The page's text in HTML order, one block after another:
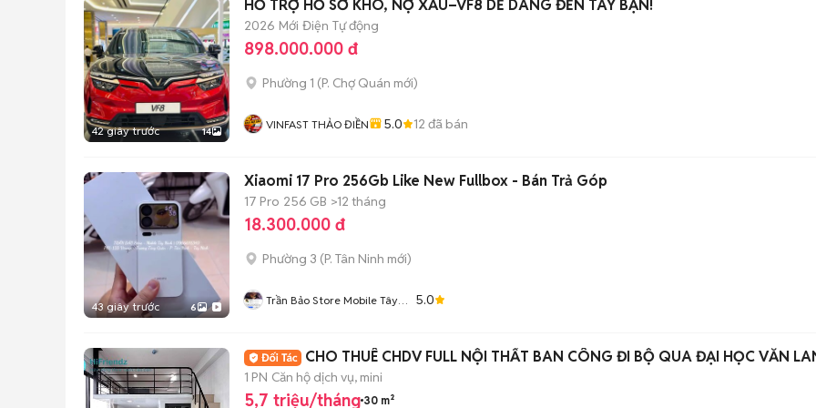
42 giây trước 14
HỖ TRỢ HỒ SƠ KHÓ, NỢ XẤU–VF8 DỄ DÀNG ĐẾN TAY BẠN!
2026 Mới Điện Tự động
898.000.000 đ
Phường 1 (P. Chợ Quán mới)
VINFAST THẢO ĐIỀN 5.0 12 đã bán
43 giây trước 6
Xiaomi 17 Pro 256Gb Like New Fullbox - Bán Trả Góp
17 Pro 256 GB >12 tháng
18.300.000 đ
Phường 3 (P. Tân Ninh mới)
Trần Bảo Store Mobile Tây
5.0
CHO THUÊ CHDV FULL NỘI THẤT BAN CÔNG ĐI BỘ QUA ĐẠI HỌC VĂN
1 PN Căn hộ dịch vụ, mini
5,7 triệu/tháng 30 m²